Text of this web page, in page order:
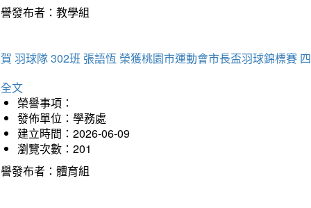
發布者：教學組
羽球隊 302班 張語恆 榮獲桃園市運動會市長盃羽球錦標賽
文
榮譽事項：
發佈單位：學務處
建立時間：2026-06-09
瀏覽次數：201
發布者：體育組